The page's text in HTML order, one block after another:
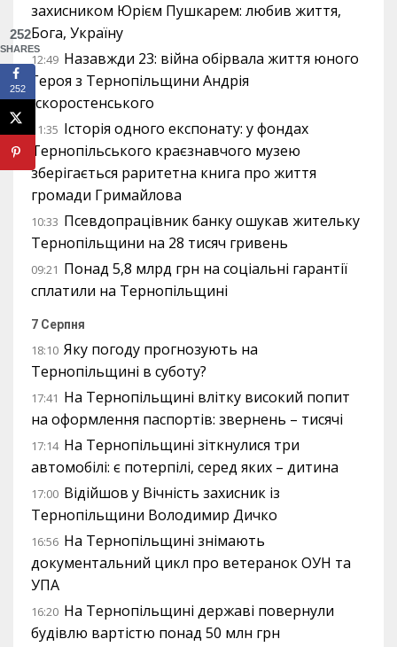
захисником Юрієм Пушкарем: любив життя,
Бога, Україну
12:49 Назавжди 23: війна обірвала життя юного
Героя з Тернопільщини Андрія
Іскоростенського
11:35 Історія одного експонату: у фондах
Тернопільського краєзнавчого музею
зберігається раритетна книга про життя
громади Гримайлова
10:33 Псевдопрацівник банку ошукав жительку
Тернопільщини на 28 тисяч гривень
09:21 Понад 5,8 млрд грн на соціальні гарантії
сплатили на Тернопільщині
7 Серпня
18:10 Яку погоду прогнозують на
Тернопільщині в суботу?
17:41 На Тернопільщині влітку високий попит
на оформлення паспортів: звернень – тисячі
17:14 На Тернопільщині зіткнулися три
автомобілі: є потерпілі, серед яких – дитина
17:00 Відійшов у Вічність захисник із
Тернопільщини Володимир Дичко
16:56 На Тернопільщині знімають
документальний цикл про ветеранок ОУН та
УПА
16:20 На Тернопільщині державі повернули
будівлю вартістю понад 50 млн грн
252
SHARES
252